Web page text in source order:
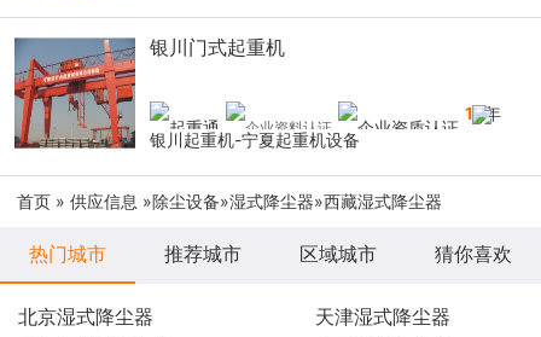
银川门式起重机
14年
银川起重机-宁夏起重机设备
首页 » 供应信息 »除尘设备»湿式降尘器»西藏湿式降尘器
热门城市 推荐城市 区域城市 猜你喜欢
北京湿式降尘器
天津湿式降尘器